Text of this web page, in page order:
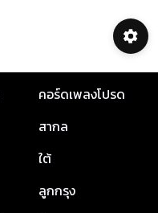
คอร์ดเพลงโปรด
สากล
ใต้
ลูกกรุง